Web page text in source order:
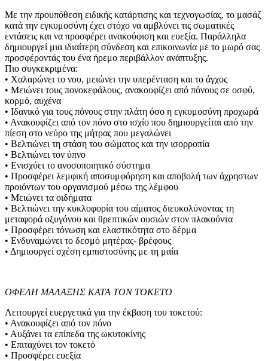
Με την προυπόθεση ειδικής κατάρτισης και τεχνογωσίας, το μασάζ
κατά την εγκυμοσύνη έχει στόχο να αμβλύνει τις σωματικές
εντάσεις και να προσφέρει ανακούφιση και ευεξία. Παράλληλα
δημιουργεί μια ιδιαίτερη σύνδεση και επικοινωνία με το μωρό σας
προσφέροντάς του ένα ήρεμο περιβάλλον ανάπτυξης.
Πιο συγκεκριμένα:
• Χαλαρώνει το νου, μειώνει την υπερένταση και το άγχος
• Μειώνει τους πονοκεφάλους, ανακουφίζει από πόνους σε οσφύ,
κορμό, αυχένα
• Ιδανικό για τους πόνους στην πλάτη όσο η εγκυμοσύνη προχωρά
• Ανακουφίζει από τον πόνο στο ισχίο που δημιουργείται από την
πίεση στο νεύρο της μήτρας που μεγαλώνει
• Βελτιώνει τη στάση του σώματος και την ισορροπία
• Βελτιώνει τον ύπνο
• Ενισχύει το ανοσοποιητικό σύστημα
• Προσφέρει λεμφική αποσυμφόρηση και αποβολή των άχρηστων
προιόντων του οργανισμού μέσω της λέμφου
• Μειώνει τα οιδήματα
• Βελτιώνει την κυκλοφορία του αίματος διευκολύνοντας τη
μεταφορά οξυγόνου και θρεπτικών ουσιών στον πλακούντα
• Προσφέρει τόνωση και ελαστικότητα στο δέρμα
• Ενδυναμώνει το δεσμό μητέρας- βρέφους
• Δημιουργεί σχέση εμπιστοσύνης με τη μαία
ΟΦΕΛΗ ΜΑΛΑΞΗΣ ΚΑΤΑ ΤΟΝ ΤΟΚΕΤΟ
Λειτουργεί ευεργετικά για την έκβαση του τοκετού:
• Ανακουφίζει από τον πόνο
• Αυξάνει τα επίπεδα της ωκυτοκίνης
• Επιταχύνει τον τοκετό
• Προσφέρει ευεξία